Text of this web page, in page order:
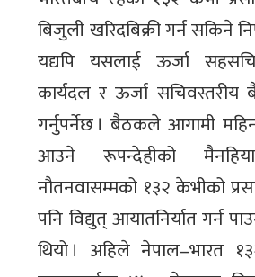
बिजुली खरिदबिक्री गर्न सकिने
यद्यपि यसलाई ऊर्जा
कार्यदल र ऊर्जा
गर्नुपर्नेछ । बैठकले आगामी
आउने रूपन्देहीको
नौतनवासम्मको १३२ केभीको
पनि विद्युत् आयातनिर्यात गर्न
थियो । अहिले नेपाल–भारत